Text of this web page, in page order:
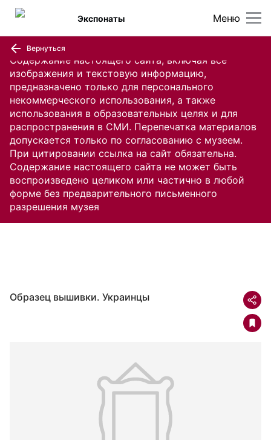
Содержание настоящего сайта, включая все
изображения и текстовую информацию,
предназначено только для персонального
некоммерческого использования, а также
использования в образовательных целях и для
распространения в СМИ. Перепечатка материалов
допускается только по согласованию с музеем.
При цитировании ссылка на сайт обязательна.
Содержание настоящего сайта не может быть
воспроизведено целиком или частично в любой
форме без предварительного письменного
разрешения музея
Меню
Экспонаты
Вернуться
Образец вышивки. Украинцы